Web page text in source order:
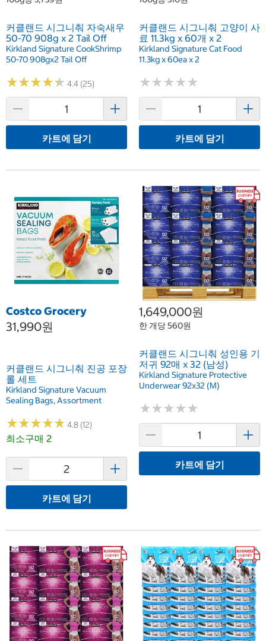
커클랜드 시그니춰 자숙새우
50-70 908g x 2 Tail Off
Kirkland Signature CookShrimp
50-70 908gx2 Tail Off
★★★★★
★★★★★ 4.4 (25)
카트에 담기
커클랜드 시그니춰 고양이 사
료 11.3kg x 60개 x 2
Kirkland Signature Cat Food
11.3kg x 60ea x 2
★★★★★
★★★★★
카트에 담기
Costco Grocery
31,990원
커클랜드 시그니춰 진공 포장
롤 세트
Kirkland Signature Vacuum
Sealing Bags, Assortment
★★★★★
★★★★★ 4.8 (12)
최소구매 2
카트에 담기
1,649,000원
한 개당 560원
커클랜드 시그니춰 성인용 기
저귀 92매 x 32 (남성)
Kirkland Signature Protective
Underwear 92x32 (M)
★★★★★
★★★★★
카트에 담기